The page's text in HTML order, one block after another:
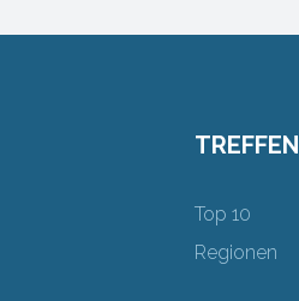
TREFFEN
Top 10
Regionen